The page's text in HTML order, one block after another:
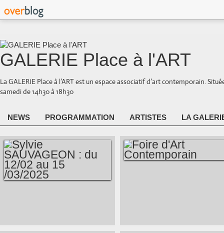
GALERIE Place à l'ART
La GALERIE Place à l’ART est un espace associatif d’art contemporain.
samedi de 14h30 à 18h30
NEWS PROGRAMMATION ARTISTES LA
SAUVAGEON : DU